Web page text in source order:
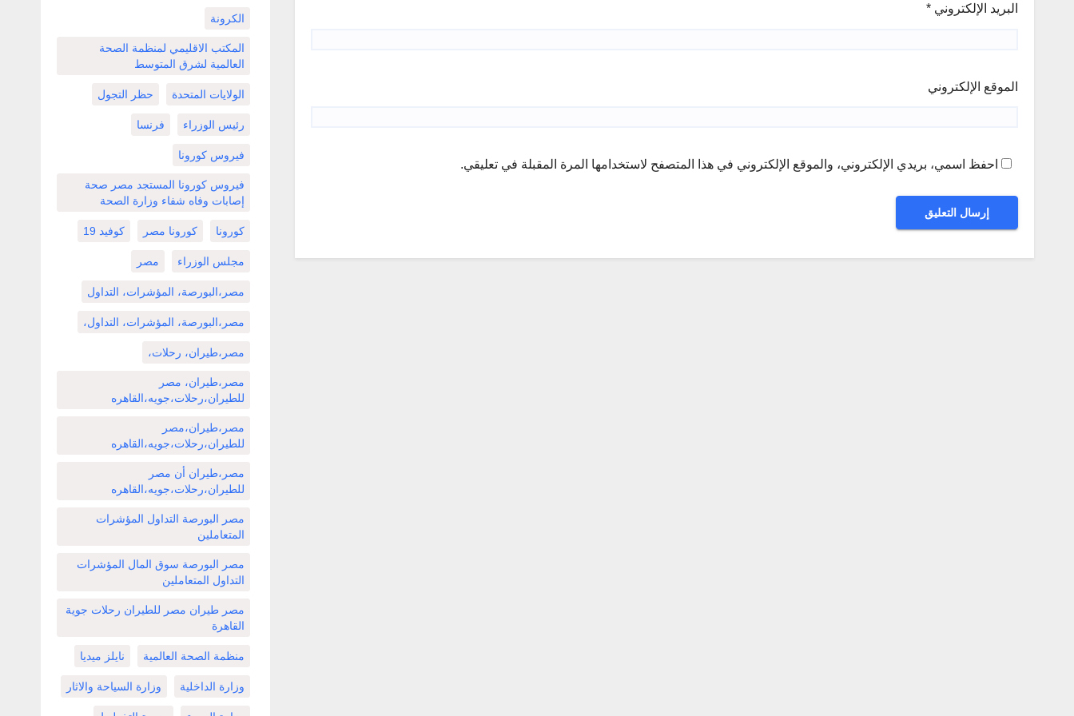
البريد الإلكتروني *
الموقع الإلكتروني
احفظ اسمي، بريدي الإلكتروني، والموقع الإلكتروني في هذا المتصفح لاستخدامها المرة المقبلة في تعليقي.
الكرونة
المكتب الاقليمي لمنظمة الصحة
العالمية لشرق المتوسط
الولايات المتحدة حظر التجول
رئيس الوزراء فرنسا
فيروس كورونا
فيروس كورونا المستجد مصر صحة
إصابات وفاه شفاء وزارة الصحة
كورونا كورونا مصر كوفيد 19
مجلس الوزراء مصر
مصر،البورصة، المؤشرات، التداول
مصر،البورصة، المؤشرات، التداول،
مصر،طيران، رحلات،
مصر،طيران، مصر
للطيران،رحلات،جويه،القاهره
مصر،طيران،مصر
للطيران،رحلات،جويه،القاهره
مصر،طيران أن مصر
للطيران،رحلات،جويه،القاهره
مصر البورصة التداول المؤشرات
المتعاملين
مصر البورصة سوق المال المؤشرات
التداول المتعاملين
مصر طيران مصر للطيران رحلات جوية
القاهرة
منظمة الصحة العالمية نايلز ميديا
وزارة الداخلية وزارة السياحة والاثار